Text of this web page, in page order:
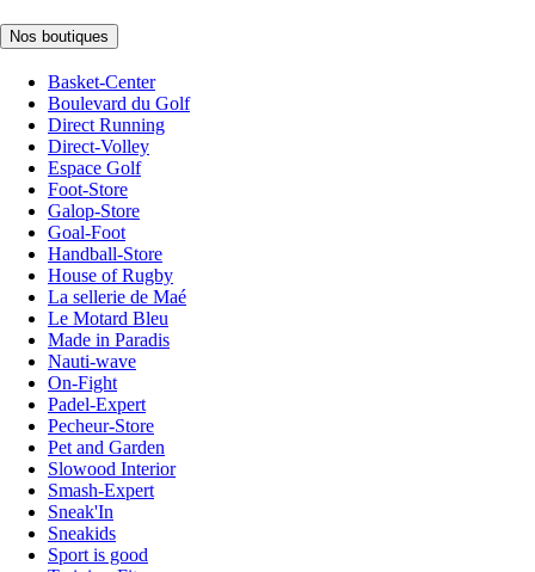
Nos boutiques
Basket-Center
Boulevard du Golf
Direct Running
Direct-Volley
Espace Golf
Foot-Store
Galop-Store
Goal-Foot
Handball-Store
House of Rugby
La sellerie de Maé
Le Motard Bleu
Made in Paradis
Nauti-wave
On-Fight
Padel-Expert
Pecheur-Store
Pet and Garden
Slowood Interior
Smash-Expert
Sneak'In
Sneakids
Sport is good